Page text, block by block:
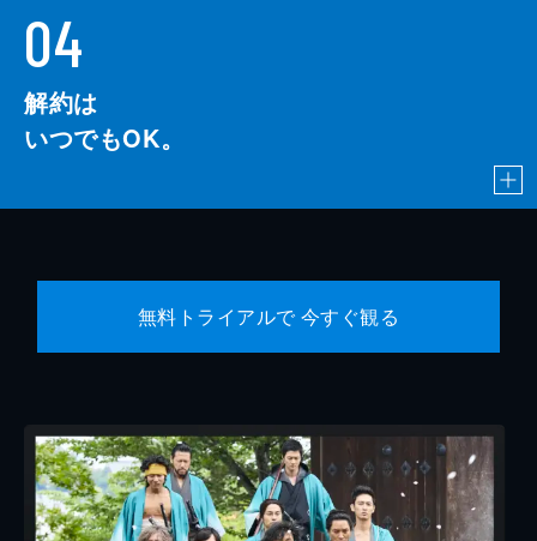
04
解約は
いつでもOK。
無料トライアルで 今すぐ観る